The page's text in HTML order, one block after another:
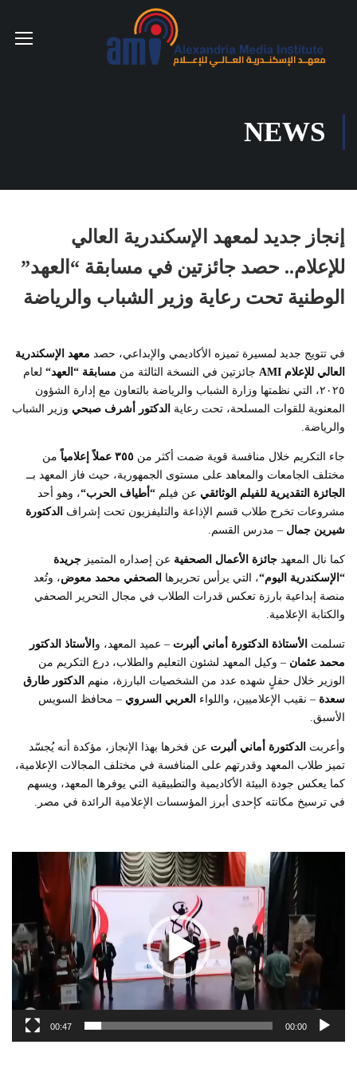
NEWS
إنجاز جديد لمعهد الإسكندرية العالي
للإعلام.. حصد جائزتين في مسابقة “العهد”
الوطنية تحت رعاية وزير الشباب والرياضة
في تتويج جديد لمسيرة تميزه الأكاديمي والإبداعي، حصد معهد الإسكندرية
العالي للإعلام
جائزتين في النسخة الثالثة من مسابقة “العهد“ لعام
٢٠٢٥، التي نظمتها وزارة الشباب والرياضة بالتعاون مع إدارة الشؤون
المعنوية للقوات المسلحة، تحت رعاية الدكتور أشرف صبحي وزير الشباب
والرياضة.
جاء التكريم خلال منافسة قوية ضمت أكثر من ٣٥٥ عملاً إعلامياً من
مختلف الجامعات والمعاهد على مستوى الجمهورية، حيث فاز المعهد بــ
الجائزة التقديرية للفيلم الوثائقي عن فيلم “ أطياف الحرب“، وهو أحد
مشروعات تخرج طلاب قسم الإذاعة والتليفزيون تحت إشراف الدكتورة
شيرين جمال – مدرس القسم.
كما نال المعهد جائزة الأعمال الصحفية عن إصداره المتميز جريدة
“الإسكندرية اليوم“، التي يرأس تحريرها الصحفي محمد معوض، وتُعد
منصة إبداعية بارزة تعكس قدرات الطلاب في مجال التحرير الصحفي
والكتابة الإعلامية.
تسلمت الأستاذة الدكتورة أماني ألبرت – عميد المعهد، و الأستاذ الدكتور
محمد عثمان – وكيل المعهد لشئون التعليم والطلاب، درع التكريم من
الوزير خلال حفلٍ شهده عدد من الشخصيات البارزة، منهم الدكتور طارق
سعدة – نقيب الإعلاميين، واللواء العربي السروي – محافظ السويس
الأسبق.
وأعربت الدكتورة أماني ألبرت عن فخرها بهذا الإنجاز، مؤكدة أنه يُجسّد
تميز طلاب المعهد وقدرتهم على المنافسة في مختلف المجالات الإعلامية،
كما يعكس جودة البيئة الأكاديمية والتطبيقية التي يوفرها المعهد، ويسهم
في ترسيخ مكانته كإحدى أبرز المؤسسات الإعلامية الرائدة في مصر.
00:00
00:47